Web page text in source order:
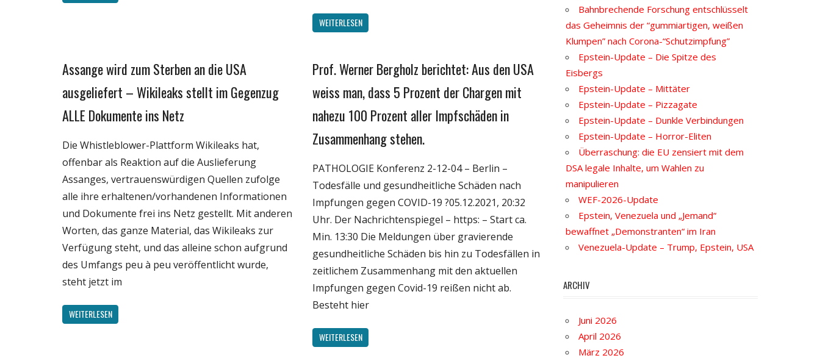
WEITERLESEN
Gesellschaft
Politik
Wirtschaft
Wissenschaft
Assange wird zum Sterben an die USA
ausgeliefert – Wikileaks stellt im Gegenzug
ALLE Dokumente ins Netz
Die Whistleblower-Plattform Wikileaks hat,
offenbar als Reaktion auf die Auslieferung
Assanges, vertrauenswürdigen Quellen zufolge
alle ihre erhaltenen/vorhandenen Informationen
und Dokumente frei ins Netz gestellt. Mit anderen
Worten, das ganze Material, das Wikileaks zur
Verfügung steht, und das alleine schon aufgrund
des Umfangs peu à peu veröffentlicht wurde,
steht jetzt im
WEITERLESEN
Gesellschaft
Wirtschaft
Wissenschaft
Prof. Werner Bergholz berichtet: Aus den USA
weiss man, dass 5 Prozent der Chargen mit
nahezu 100 Prozent aller Impfschäden in
Zusammenhang stehen.
PATHOLOGIE Konferenz 2-12-04 – Berlin –
Todesfälle und gesundheitliche Schäden nach
Impfungen gegen COVID-19 ?05.12.2021, 20:32
Uhr. Der Nachrichtenspiegel – https: – Start ca.
Min. 13:30 Die Meldungen über gravierende
gesundheitliche Schäden bis hin zu Todesfällen in
zeitlichem Zusammenhang mit den aktuellen
Impfungen gegen Covid-19 reißen nicht ab.
Besteht hier
WEITERLESEN
Bahnbrechende Forschung entschlüsselt
das Geheimnis der “gummiartigen, weißen
Klumpen” nach Corona-“Schutzimpfung”
Epstein-Update – Die Spitze des
Eisbergs
Epstein-Update – Mittäter
Epstein-Update – Pizzagate
Epstein-Update – Dunkle Verbindungen
Epstein-Update – Horror-Eliten
Überraschung: die EU zensiert mit dem
DSA legale Inhalte, um Wahlen zu
manipulieren
WEF-2026-Update
Epstein, Venezuela und „Jemand“
bewaffnet „Demonstranten“ im Iran
Venezuela-Update – Trump, Epstein, USA
ARCHIV
Juni 2026
April 2026
März 2026